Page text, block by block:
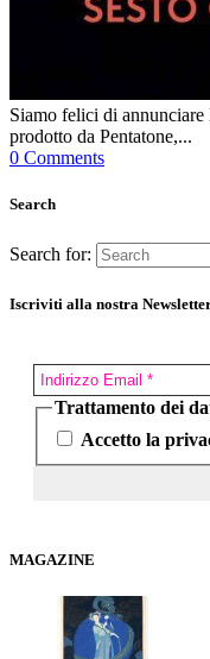
Siamo felici di
prodotto da Pentatone,...
0 Comments
Search
Search for:
Iscriviti alla nostra
Trattamento dei
Accetto la
MAGAZINE